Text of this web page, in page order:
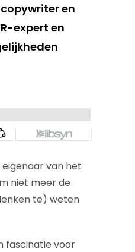
en
expert en
van het
niet meer de
te) weten
fascinatie voor